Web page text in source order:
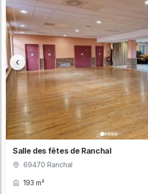
‹
Salle des fêtes de Ranchal
69470 Ranchal
193 m²